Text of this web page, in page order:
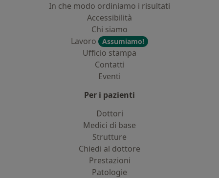
In che modo ordiniamo i risultati
Accessibilità
Chi siamo
Lavoro
Assumiamo!
Ufficio stampa
Contatti
Eventi
Per i pazienti
Dottori
Medici di base
Strutture
Chiedi al dottore
Prestazioni
Patologie